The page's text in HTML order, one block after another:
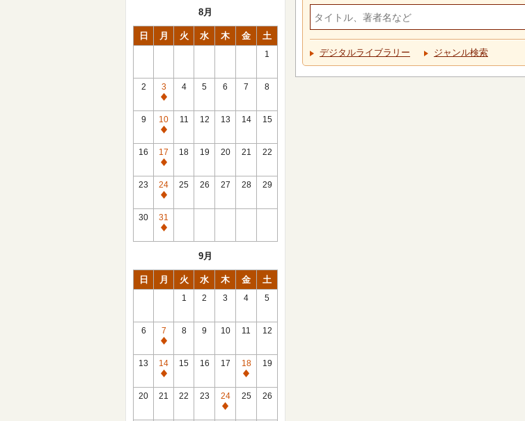
8月
日 月 火 水 木 金 土
1
2
3
休
館
日
4 5 6 7 8
9
10
休
館
日
11 12 13 14 15
16
17
休
館
日
18 19 20 21 22
23
24
休
館
日
25 26 27 28 29
30
31
休
9月
日 月 火 水 木 金 土
1 2 3 4 5
6
7
休
館
日
8 9 10 11 12
13
14
休
館
15 16 17
18
休
館
19
20 21 22 23
24
休
25 26
デジタルライブラリー ジャンル検索